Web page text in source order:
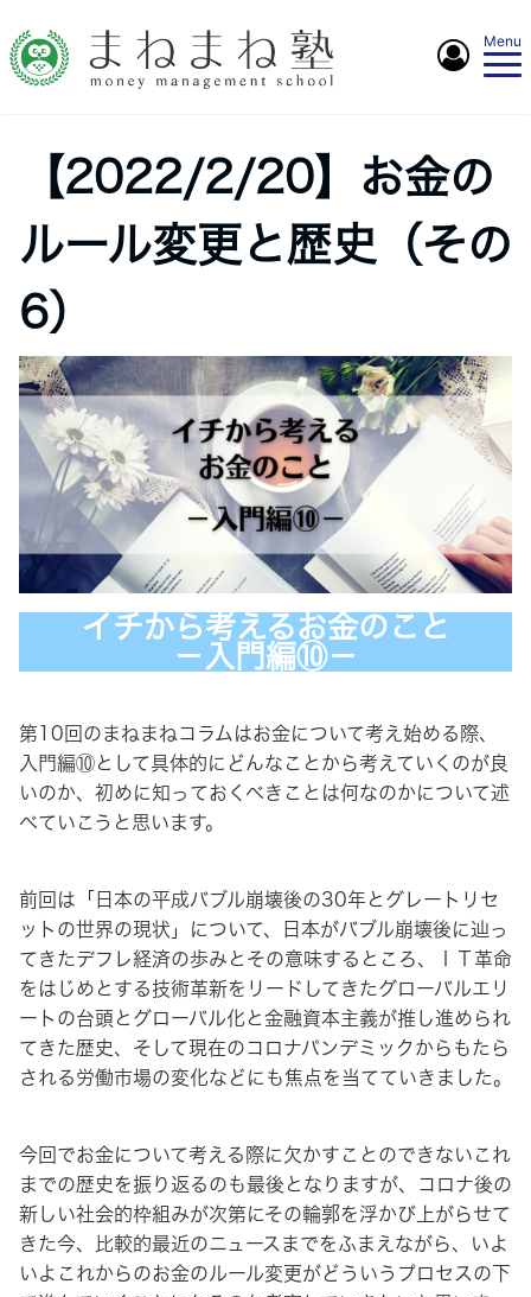
Menu
【2022/2/20】お金の
ルール変更と歴史（その
6）
イチから考えるお金のこと
－入門編⑩－
第10回のまねまねコラムはお金について考え始める際、
入門編⑩として具体的にどんなことから考えていくのが良
いのか、初めに知っておくべきことは何なのかについて述
べていこうと思います。
前回は「日本の平成バブル崩壊後の30年とグレートリセ
ットの世界の現状」について、日本がバブル崩壊後に辿っ
てきたデフレ経済の歩みとその意味するところ、ＩＴ革命
をはじめとする技術革新をリードしてきたグローバルエリ
ートの台頭とグローバル化と金融資本主義が推し進められ
てきた歴史、そして現在のコロナパンデミックからもたら
される労働市場の変化などにも焦点を当てていきました。
今回でお金について考える際に欠かすことのできないこれ
までの歴史を振り返るのも最後となりますが、コロナ後の
新しい社会的枠組みが次第にその輪郭を浮かび上がらせて
きた今、比較的最近のニュースまでをふまえながら、いよ
いよこれからのお金のルール変更がどういうプロセスの下